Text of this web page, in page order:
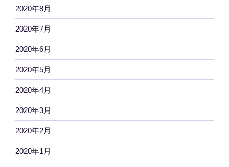
2020年8月
2020年7月
2020年6月
2020年5月
2020年4月
2020年3月
2020年2月
2020年1月